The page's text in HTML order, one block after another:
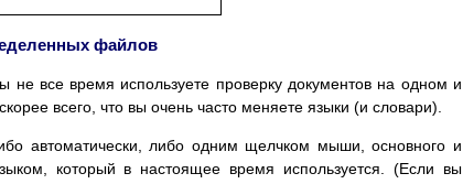
файлов
все время используете проверку документов на одном и
всего, что вы очень часто меняете языки (и словари).
автоматически, либо одним щелчком мыши, основного и
который в настоящее время используется. (Если вы